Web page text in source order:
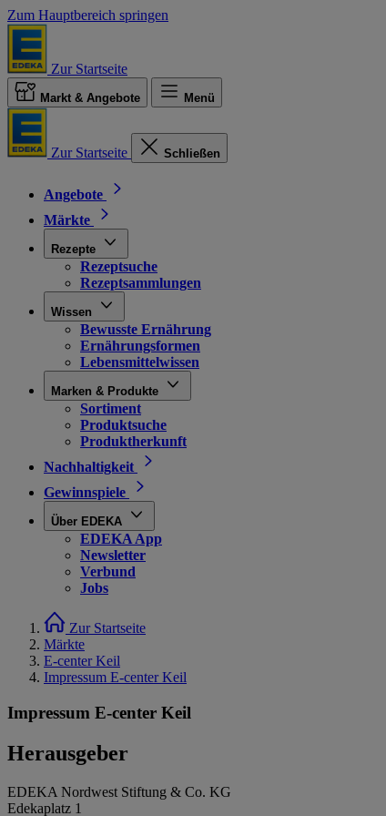
Zum Hauptbereich springen
Zur Startseite
Markt & Angebote Menü
Zur Startseite Schließen
Angebote
Märkte
Rezepte
Rezeptsuche
Rezeptsammlungen
Wissen
Bewusste Ernährung
Ernährungsformen
Lebensmittelwissen
Marken & Produkte
Sortiment
Produktsuche
Produktherkunft
Nachhaltigkeit
Gewinnspiele
Über EDEKA
EDEKA App
Newsletter
Verbund
Jobs
Zur Startseite
Märkte
E-center Keil
Impressum E-center Keil
Impressum E-center Keil
Herausgeber
EDEKA Nordwest Stiftung & Co. KG
Edekaplatz 1